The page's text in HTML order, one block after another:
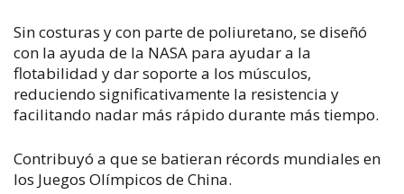
Sin costuras y con parte de poliuretano, se diseñó
con la ayuda de la NASA para ayudar a la
flotabilidad y dar soporte a los músculos,
reduciendo significativamente la resistencia y
facilitando nadar más rápido durante más tiempo.
Contribuyó a que se batieran récords mundiales en
los Juegos Olímpicos de China.